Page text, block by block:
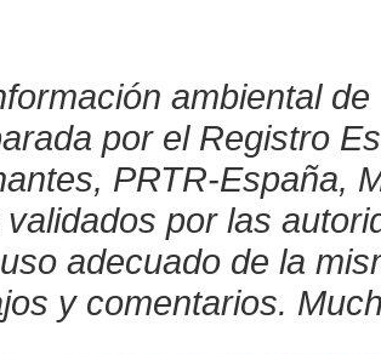
ambiental
por el Registro
PRTR-España,
por las
adecuado de la
y comentarios.